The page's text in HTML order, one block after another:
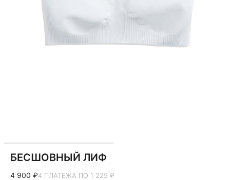
БЕСШОВНЫЙ ЛИФ
4 900 ₽4 ПЛАТЕЖА ПО 1 225 ₽